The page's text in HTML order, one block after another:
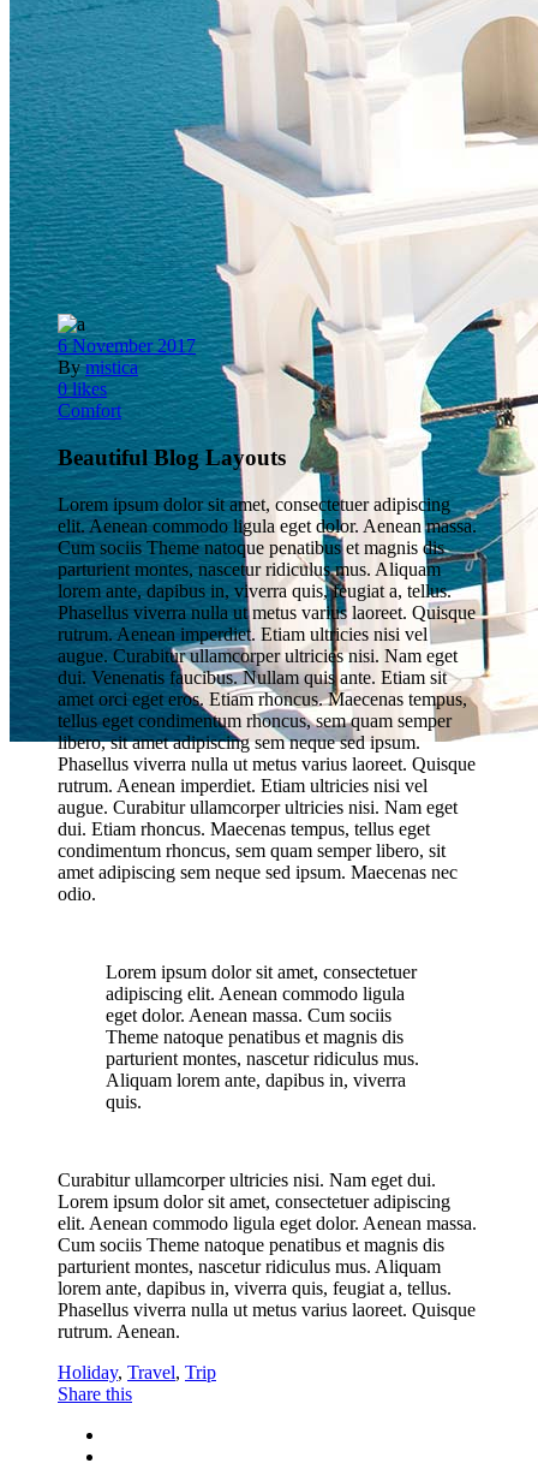
Mistica Boutique Hotels
6 November 2017
Bymistica
0likes
Comfort
Beautiful Blog Layouts
Lorem ipsum dolor sit amet, consectetuer adipiscing
elit. Aenean commodo ligula eget dolor. Aenean massa.
Cum sociis Theme natoque penatibus et magnis dis
parturient montes, nascetur ridiculus mus. Aliquam
lorem ante, dapibus in, viverra quis, feugiat a, tellus.
Phasellus viverra nulla ut metus varius laoreet. Quisque
rutrum. Aenean imperdiet. Etiam ultricies nisi vel
augue. Curabitur ullamcorper ultricies nisi. Nam eget
dui. Venenatis faucibus. Nullam quis ante. Etiam sit
amet orci eget eros. Etiam rhoncus. Maecenas tempus,
tellus eget condimentum rhoncus, sem quam semper
libero, sit amet adipiscing sem neque sed ipsum.
Phasellus viverra nulla ut metus varius laoreet. Quisque
rutrum. Aenean imperdiet. Etiam ultricies nisi vel
augue. Curabitur ullamcorper ultricies nisi. Nam eget
dui. Etiam rhoncus. Maecenas tempus, tellus eget
condimentum rhoncus, sem quam semper libero, sit
amet adipiscing sem neque sed ipsum. Maecenas nec
odio.
Lorem ipsum dolor sit amet, consectetuer
adipiscing elit. Aenean commodo ligula
eget dolor. Aenean massa. Cum sociis
Theme natoque penatibus et magnis dis
parturient montes, nascetur ridiculus mus.
Aliquam lorem ante, dapibus in, viverra
quis.
Curabitur ullamcorper ultricies nisi. Nam eget dui.
Lorem ipsum dolor sit amet, consectetuer adipiscing
elit. Aenean commodo ligula eget dolor. Aenean massa.
Cum sociis Theme natoque penatibus et magnis dis
parturient montes, nascetur ridiculus mus. Aliquam
lorem ante, dapibus in, viverra quis, feugiat a, tellus.
Phasellus viverra nulla ut metus varius laoreet. Quisque
rutrum. Aenean.
Holiday, Travel, Trip
Share this